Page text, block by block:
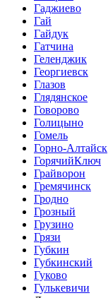
Гаджиево
Гай
Гайдук
Гатчина
Геленджик
Георгиевск
Глазов
Глядянское
Говорово
Голицыно
Гомель
Горно-Алтайск
ГорячийКлюч
Грайворон
Гремячинск
Гродно
Грозный
Грузино
Грязи
Губкин
Губкинский
Гуково
Гулькевичи